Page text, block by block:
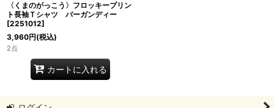
〈くまのがっこう〉フロッキープリン
ト長袖Ｔシャツ バーガンディー
[2251012]
3,960円(税込)
2点
カートに入れる